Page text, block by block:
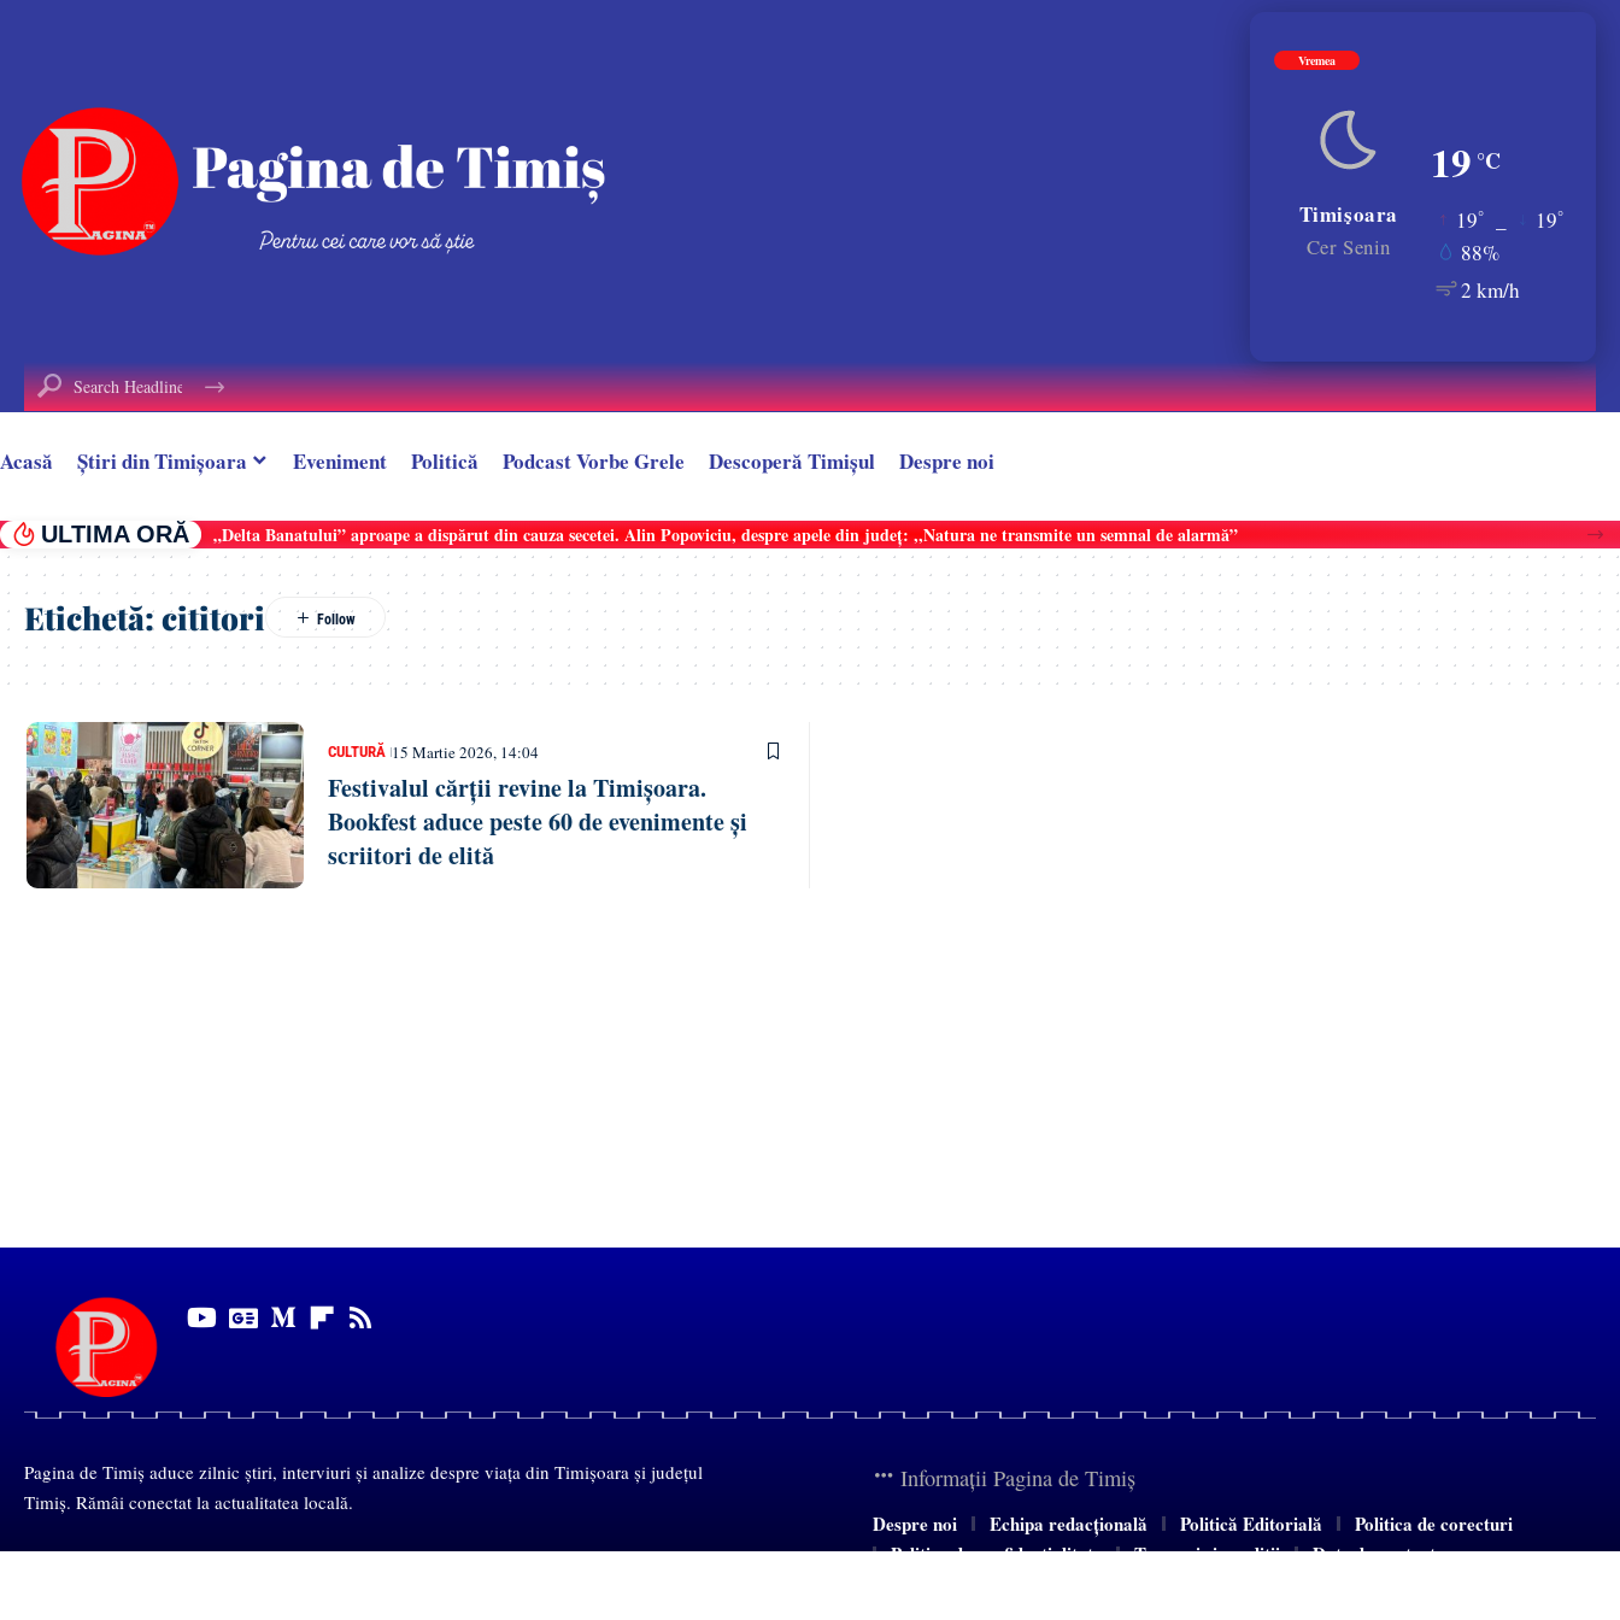
Vremea
19 °C
Timișoara
Cer Senin
19° 19°
88%
2 km/h
Acasă Știri din Timișoara Eveniment Politică Podcast Vorbe Grele Descoperă Timișul Despre noi
ULTIMA ORĂ „Delta Banatului” aproape a dispărut din cauza secetei. Alin Popoviciu, despre apele din județ: ,,Natura ne transmite un semnal de alarmă”
Etichetă:cititori
CULTURĂ 15 Martie 2026, 14:04
Festivalul cărții revine la Timișoara.
Bookfest aduce peste 60 de evenimente și
scriitori de elită
Pagina de Timiș aduce zilnic știri, interviuri și analize despre viața din Timișoara și județul
Timiș. Rămâi conectat la actualitatea locală.
Informații Pagina de Timiș
Despre noi Echipa redacțională Politică Editorială
Politica de corecturi
Politica de confidențialitate
Termeni și condiții Date de contact